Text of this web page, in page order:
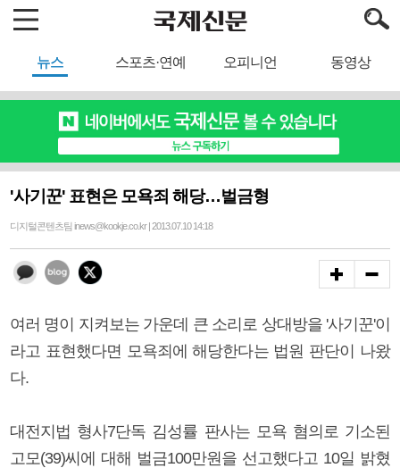
뉴스 스포츠·연예 오피니언 동영상
'사기꾼' 표현은 모욕죄 해당…벌금형
디지털콘텐츠팀 inews@kookje.co.kr | 2013.07.10 14:18
여러 명이 지켜보는 가운데 큰 소리로 상대방을 '사기꾼'이
라고 표현했다면 모욕죄에 해당한다는 법원 판단이 나왔
다.
대전지법 형사7단독 김성률 판사는 모욕 혐의로 기소된
고모(39)씨에 대해 벌금100만원을 선고했다고 10일 밝혔